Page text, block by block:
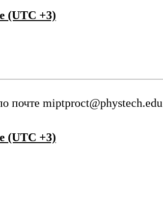
(UTC +3)
почте miptproct@phystech.edu
(UTC +3)